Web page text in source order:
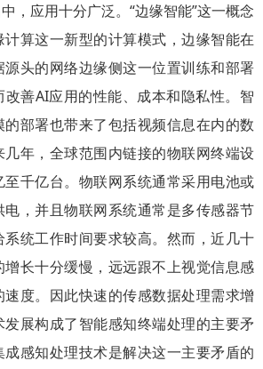
，应用十分广泛。“边缘智能”这一概念
算这一新型的计算模式，边缘智能在
头的网络边缘侧这一位置训练和部署
善AI应用的性能、成本和隐私性。智
部署也带来了包括视频信息在内的数
年，全球范围内链接的物联网终端设
千亿台。物联网系统通常采用电池或
，并且物联网系统通常是多传感器节
系统工作时间要求较高。然而，近几十
长十分缓慢，远远跟不上视觉信息感
度。因此快速的传感数据处理需求增
展构成了智能感知终端处理的主要矛
成感知处理技术是解决这一主要矛盾的